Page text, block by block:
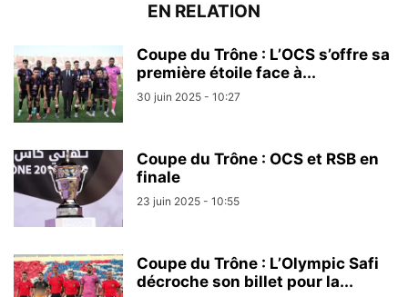
EN RELATION
Coupe du Trône : L’OCS s’offre sa
première étoile face à...
30 juin 2025 - 10:27
Coupe du Trône : OCS et RSB en
finale
23 juin 2025 - 10:55
Coupe du Trône : L’Olympic Safi
décroche son billet pour la...